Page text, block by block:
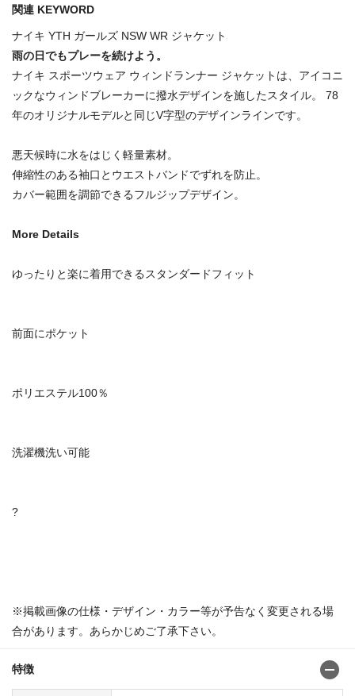
関連 KEYWORD
ナイキ YTH ガールズ NSW WR ジャケット
雨の日でもプレーを続けよう。
ナイキ スポーツウェア ウィンドランナー ジャケットは、アイコニ
ックなウィンドブレーカーに撥水デザインを施したスタイル。 78
年のオリジナルモデルと同じV字型のデザインラインです。
悪天候時に水をはじく軽量素材。
伸縮性のある袖口とウエストバンドでずれを防止。
カバー範囲を調節できるフルジップデザイン。
More Details
ゆったりと楽に着用できるスタンダードフィット
前面にポケット
ポリエステル100％
洗濯機洗い可能
?
※掲載画像の仕様・デザイン・カラー等が予告なく変更される場
合があります。あらかじめご了承下さい。
特徴